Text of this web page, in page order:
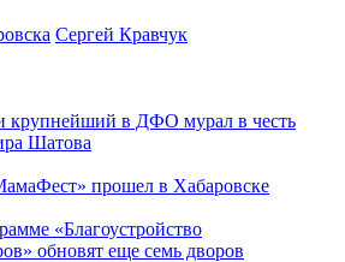
Сергей Кравчук
крупнейший в ДФО мурал в честь
Шатова
прошел в Хабаровске
«Благоустройство
обновят еще семь дворов